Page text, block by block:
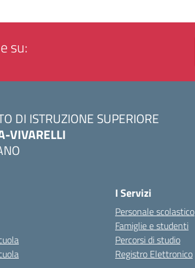
su:
DI ISTRUZIONE SUPERIORE
VIVARELLI
I Servizi
Personale scolastico
Famiglie e studenti
Percorsi di studio
Registro Elettronico